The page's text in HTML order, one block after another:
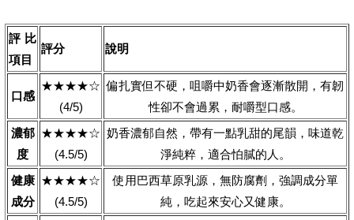
評比
項目
評分 說明
口感
★★★★☆
(4/5)
偏扎實但不硬，咀嚼中奶香會逐漸散開，有韌
性卻不會過累，耐嚼型口感。
濃郁
度
★★★★☆
(4.5/5)
奶香濃郁自然，帶有一點乳甜的尾韻，味道乾
淨純粹，適合怕膩的人。
健康
成分
★★★★☆
(4.5/5)
使用巴西草原乳源，無防腐劑，強調成分單
純，吃起來安心又健康。